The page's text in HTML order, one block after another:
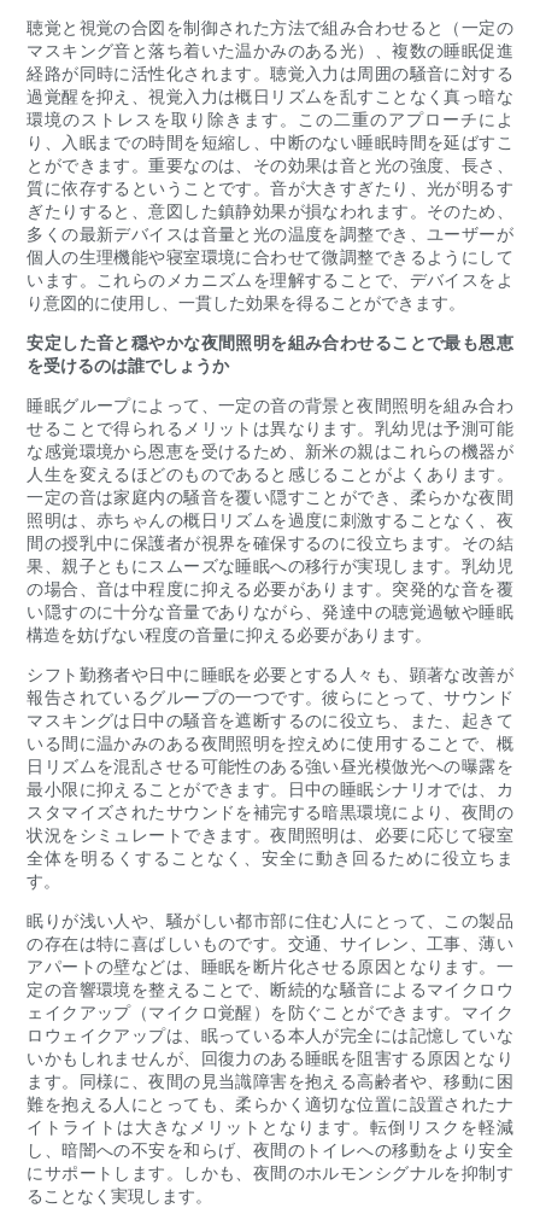
聴覚と視覚の合図を制御された方法で組み合わせると（一定の
マスキング音と落ち着いた温かみのある光）、複数の睡眠促進
経路が同時に活性化されます。聴覚入力は周囲の騒音に対する
過覚醒を抑え、視覚入力は概日リズムを乱すことなく真っ暗な
環境のストレスを取り除きます。この二重のアプローチによ
り、入眠までの時間を短縮し、中断のない睡眠時間を延ばすこ
とができます。重要なのは、その効果は音と光の強度、長さ、
質に依存するということです。音が大きすぎたり、光が明るす
ぎたりすると、意図した鎮静効果が損なわれます。そのため、
多くの最新デバイスは音量と光の温度を調整でき、ユーザーが
個人の生理機能や寝室環境に合わせて微調整できるようにして
います。これらのメカニズムを理解することで、デバイスをよ
り意図的に使用し、一貫した効果を得ることができます。
安定した音と穏やかな夜間照明を組み合わせることで最も恩恵
を受けるのは誰でしょうか
睡眠グループによって、一定の音の背景と夜間照明を組み合わ
せることで得られるメリットは異なります。乳幼児は予測可能
な感覚環境から恩恵を受けるため、新米の親はこれらの機器が
人生を変えるほどのものであると感じることがよくあります。
一定の音は家庭内の騒音を覆い隠すことができ、柔らかな夜間
照明は、赤ちゃんの概日リズムを過度に刺激することなく、夜
間の授乳中に保護者が視界を確保するのに役立ちます。その結
果、親子ともにスムーズな睡眠への移行が実現します。乳幼児
の場合、音は中程度に抑える必要があります。突発的な音を覆
い隠すのに十分な音量でありながら、発達中の聴覚過敏や睡眠
構造を妨げない程度の音量に抑える必要があります。
シフト勤務者や日中に睡眠を必要とする人々も、顕著な改善が
報告されているグループの一つです。彼らにとって、サウンド
マスキングは日中の騒音を遮断するのに役立ち、また、起きて
いる間に温かみのある夜間照明を控えめに使用することで、概
日リズムを混乱させる可能性のある強い昼光模倣光への曝露を
最小限に抑えることができます。日中の睡眠シナリオでは、カ
スタマイズされたサウンドを補完する暗黒環境により、夜間の
状況をシミュレートできます。夜間照明は、必要に応じて寝室
全体を明るくすることなく、安全に動き回るために役立ちま
す。
眠りが浅い人や、騒がしい都市部に住む人にとって、この製品
の存在は特に喜ばしいものです。交通、サイレン、工事、薄い
アパートの壁などは、睡眠を断片化させる原因となります。一
定の音響環境を整えることで、断続的な騒音によるマイクロウ
ェイクアップ（マイクロ覚醒）を防ぐことができます。マイク
ロウェイクアップは、眠っている本人が完全には記憶していな
いかもしれませんが、回復力のある睡眠を阻害する原因となり
ます。同様に、夜間の見当識障害を抱える高齢者や、移動に困
難を抱える人にとっても、柔らかく適切な位置に設置されたナ
イトライトは大きなメリットとなります。転倒リスクを軽減
し、暗闇への不安を和らげ、夜間のトイレへの移動をより安全
にサポートします。しかも、夜間のホルモンシグナルを抑制す
ることなく実現します。